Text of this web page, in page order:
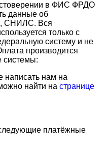
в ФИС ФРДО
данные об
СНИЛС. Вся
только с
систему и не
производится
системы:
написать нам на
найти на странице
платёжные